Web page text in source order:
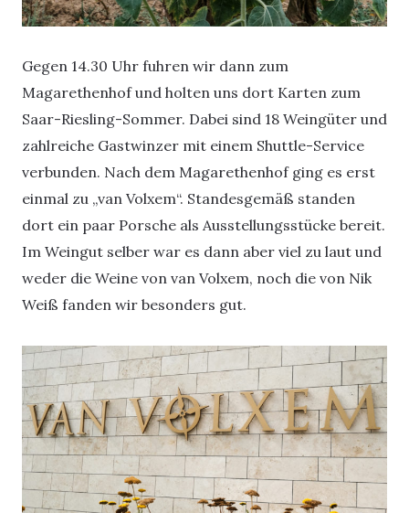
Gegen 14.30 Uhr fuhren wir dann zum
Magarethenhof und holten uns dort Karten zum
Saar-Riesling-Sommer. Dabei sind 18 Weingüter und
zahlreiche Gastwinzer mit einem Shuttle-Service
verbunden. Nach dem Magarethenhof ging es erst
einmal zu „van Volxem“. Standesgemäß standen
dort ein paar Porsche als Ausstellungsstücke bereit.
Im Weingut selber war es dann aber viel zu laut und
weder die Weine von van Volxem, noch die von Nik
Weiß fanden wir besonders gut.